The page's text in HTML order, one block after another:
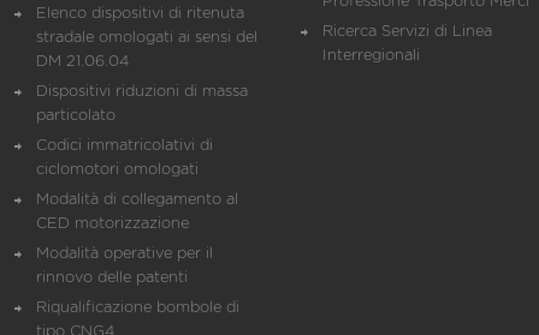
Elenco dispositivi di ritenuta
stradale omologati ai sensi del
DM 21.06.04
Dispositivi riduzioni di massa
particolato
Codici immatricolativi di
ciclomotori omologati
Modalità di collegamento al
CED motorizzazione
Modalità operative per il
rinnovo delle patenti
Riqualificazione bombole di
tipo CNG4
Ricerca Servizi di Linea
Interregionali